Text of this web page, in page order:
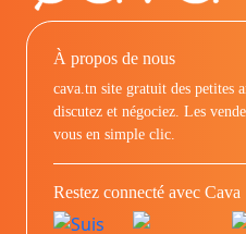
À propos de nous
cava.tn site gratuit des petites
discutez et négociez. Les
vous en simple clic.
Restez connecté avec Cava